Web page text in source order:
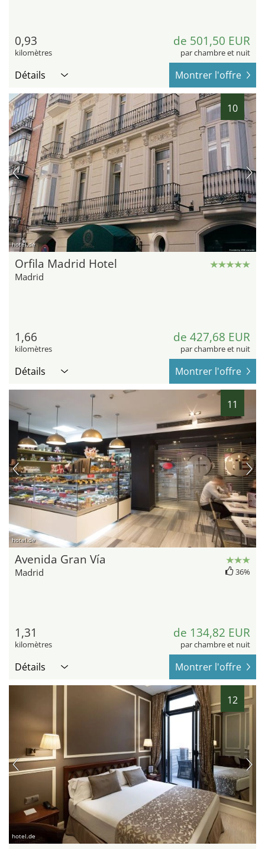
0,93
kilomètres
de 501,50 EUR
par chambre et nuit
Détails Montrer l'offre
10
hotel.de
Orfila Madrid Hotel
Madrid
1,66
kilomètres
de 427,68 EUR
par chambre et nuit
Détails Montrer l'offre
11
hotel.de
Avenida Gran Vía
Madrid 36%
1,31
kilomètres
de 134,82 EUR
par chambre et nuit
Détails Montrer l'offre
12
hotel.de